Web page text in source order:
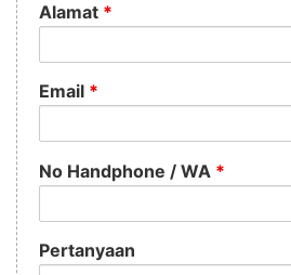
Alamat *
Email *
No Handphone / WA *
Pertanyaan